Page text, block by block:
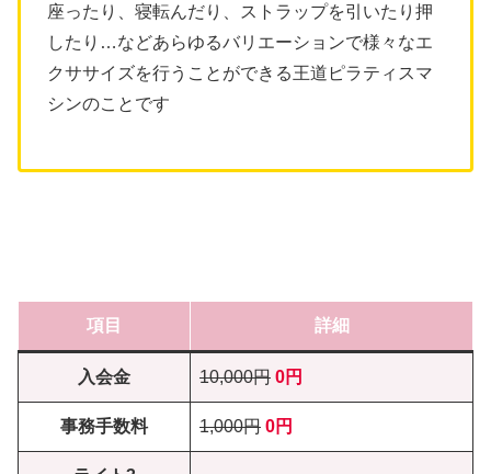
座ったり、寝転んだり、ストラップを引いたり押
したり…などあらゆるバリエーションで様々なエ
クササイズを行うことができる王道ピラティスマ
シンのことです
項目 詳細
入会金 10,000円 0円
事務手数料 1,000円 0円